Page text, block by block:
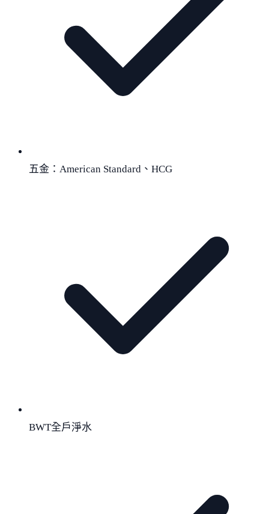
五金：American Standard、HCG
BWT全戶淨水